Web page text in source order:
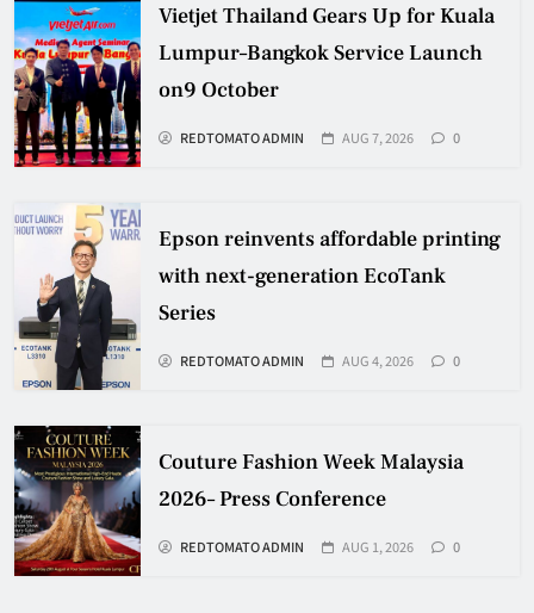
Vietjet Thailand Gears Up for Kuala
Lumpur–Bangkok Service Launch
on9 October
REDTOMATO ADMIN AUG 7, 2026 0
Epson reinvents affordable printing
with next-generation EcoTank
Series
REDTOMATO ADMIN AUG 4, 2026 0
Couture Fashion Week Malaysia
2026– Press Conference
REDTOMATO ADMIN AUG 1, 2026 0